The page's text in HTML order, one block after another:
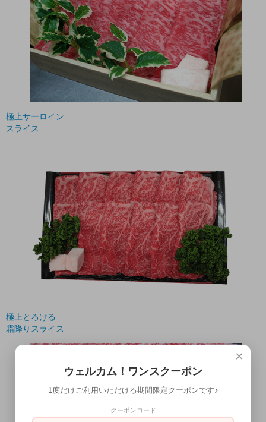
極上サーロイン
スライス
極上とろける
霜降りスライス
×
ウェルカム！ワンスクーポン
1度だけご利用いただける期間限定クーポンです♪
クーポンコード